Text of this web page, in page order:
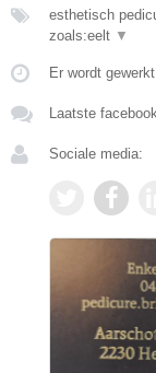
esthetisch
zoals:eelt ▼
Er wordt
Laatste
Sociale media: